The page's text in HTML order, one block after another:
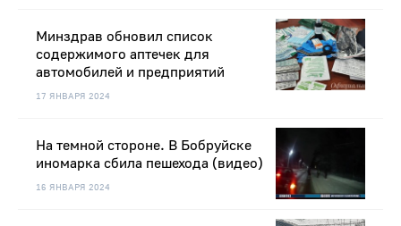
17 ЯНВАРЯ 2024
Минздрав обновил список
содержимого аптечек для
автомобилей и предприятий
16 ЯНВАРЯ 2024
На темной стороне. В Бобруйске
иномарка сбила пешехода (видео)